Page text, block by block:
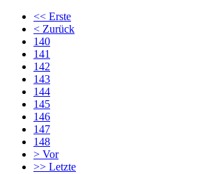
<< Erste
< Zurück
140
141
142
143
144
145
146
147
148
> Vor
>> Letzte